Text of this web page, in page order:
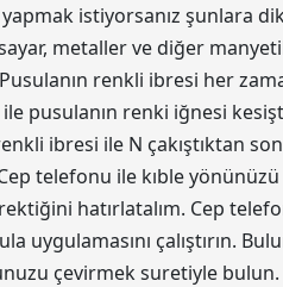
istiyorsanız şunlara
metaller ve diğer
renkli ibresi her
pusulanın renki iğnesi
ibresi ile N çakıştıktan
telefonu ile kıble
hatırlatalım. Cep
çalıştırın.
çevirmek suretiyle